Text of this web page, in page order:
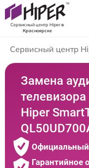
Сервисный центр Hiperв
Красноярске
Сервисный центр
Замена
телевизора
Hiper
Официальный
Гарантийное